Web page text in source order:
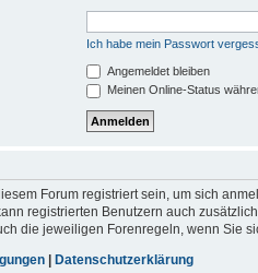
Ich habe mein Passwort
Angemeldet bleiben
Meinen Online-Status
Forum registriert sein, um sich
registrierten Benutzern auch
die jeweiligen Forenregeln, wenn Sie
Datenschutzerklärung